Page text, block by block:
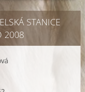
STANICE
2008